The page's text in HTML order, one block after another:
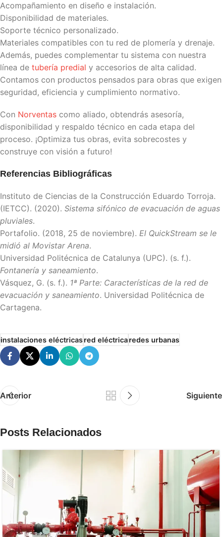
Acompañamiento en diseño e instalación.
Disponibilidad de materiales.
Soporte técnico personalizado.
Materiales compatibles con tu red de plomería y drenaje.
Además, puedes complementar tu sistema con nuestra
línea de tubería predial y accesorios de alta calidad.
Contamos con productos pensados para obras que exigen
seguridad, eficiencia y cumplimiento normativo.
Con Norventas como aliado, obtendrás asesoría,
disponibilidad y respaldo técnico en cada etapa del
proceso. ¡Optimiza tus obras, evita sobrecostes y
construye con visión a futuro!
Referencias Bibliográficas
Instituto de Ciencias de la Construcción Eduardo Torroja.
(IETCC). (2020). Sistema sifónico de evacuación de aguas
pluviales.
Portafolio. (2018, 25 de noviembre). El QuickStream se le
midió al Movistar Arena.
Universidad Politécnica de Catalunya (UPC). (s. f.).
Fontanería y saneamiento.
Vásquez, G. (s. f.). 1ª Parte: Características de la red de
evacuación y saneamiento. Universidad Politécnica de
Cartagena.
instalaciones eléctricasred eléctricaredes urbanas
Anterior Siguiente
Posts Relacionados